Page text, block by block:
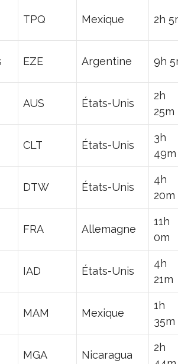
TPQ Mexique 2h
EZE Argentine 9h
AUS États-Unis
2h
25m
CLT États-Unis
3h
49m
DTW États-Unis
4h
20m
FRA Allemagne
11h
0m
IAD États-Unis
4h
21m
MAM Mexique
1h
35m
MGA Nicaragua
2h